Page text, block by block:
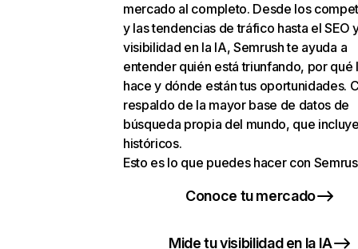
mercado al completo. Desde los
y las tendencias de tráfico hasta el SEO
visibilidad en la IA, Semrush te ayuda a
entender quién está triunfando, por qué
hace y dónde están tus oportunidades.
respaldo de la mayor base de datos de
búsqueda propia del mundo, que
históricos.
Esto es lo que puedes hacer con
Conoce tu mercado
Mide tu visibilidad en la IA